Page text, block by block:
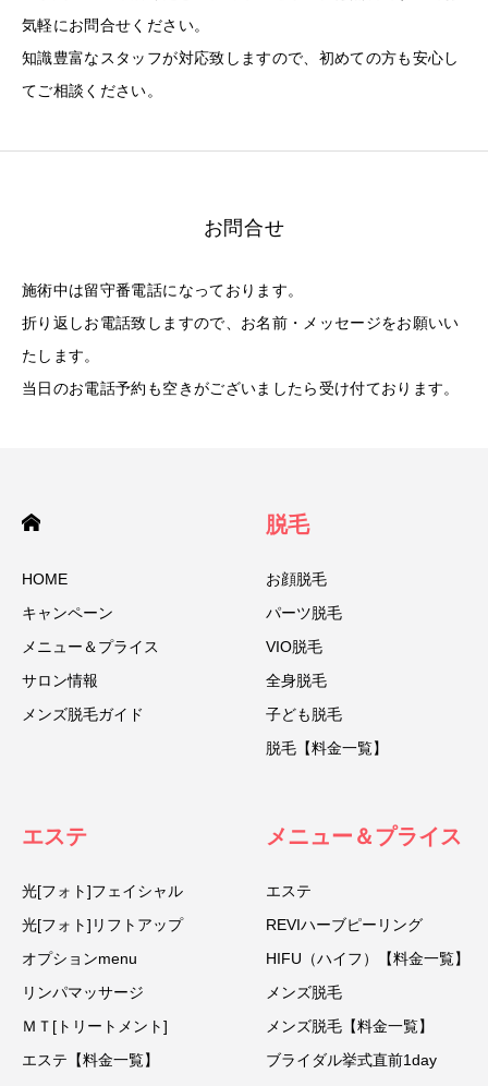
気軽にお問合せください。
知識豊富なスタッフが対応致しますので、初めての方も安心し
てご相談ください。
お問合せ
施術中は留守番電話になっております。
折り返しお電話致しますので、お名前・メッセージをお願いい
たします。
当日のお電話予約も空きがございましたら受け付ております。
HOME
キャンペーン
メニュー＆プライス
サロン情報
メンズ脱毛ガイド
脱毛
お顔脱毛
パーツ脱毛
VIO脱毛
全身脱毛
子ども脱毛
脱毛【料金一覧】
エステ
光[フォト]フェイシャル
光[フォト]リフトアップ
オプションmenu
リンパマッサージ
ＭＴ[トリートメント]
エステ【料金一覧】
メニュー＆プライス
エステ
REVIハーブピーリング
HIFU（ハイフ）【料金一覧】
メンズ脱毛
メンズ脱毛【料金一覧】
ブライダル挙式直前1day